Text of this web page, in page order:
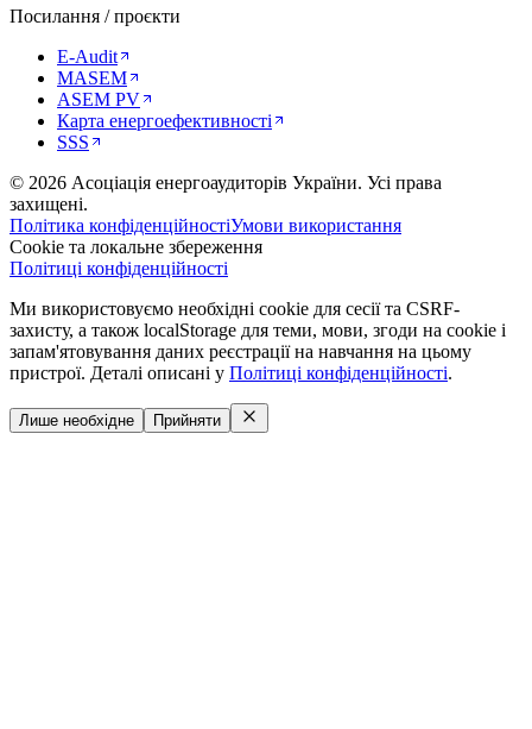
Посилання / проєкти
E-Audit
MASEM
ASEM PV
Карта енергоефективності
SSS
© 2026 Асоціація енергоаудиторів України. Усі права
захищені.
Політика конфіденційностіУмови використання
Cookie та локальне збереження
Політиці конфіденційності
Ми використовуємо необхідні cookie для сесії та CSRF-
захисту, а також localStorage для теми, мови, згоди на cookie і
запам'ятовування даних реєстрації на навчання на цьому
пристрої. Деталі описані у Політиці конфіденційності.
Лише необхідне Прийняти